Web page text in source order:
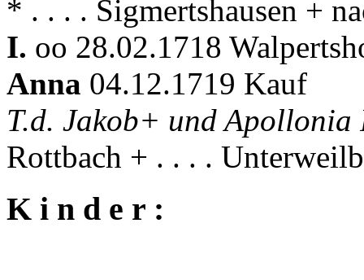
* . . . . Sigmertshausen +
I. oo 28.02.1718
Anna 04.12.1719 Kauf
T.d. Jakob+ und
Rottbach + . . . .
K i n d e r :